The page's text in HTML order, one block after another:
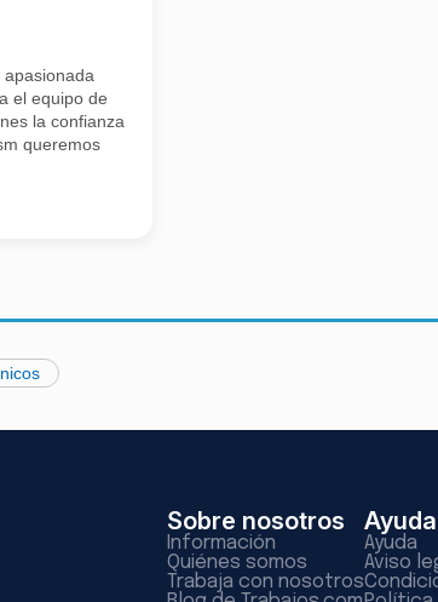
el equipo de
la confianza
queremos
Sobre nosotros
Información
Quiénes somos
Trabaja con nosotros
Ayuda
Ayuda
Aviso